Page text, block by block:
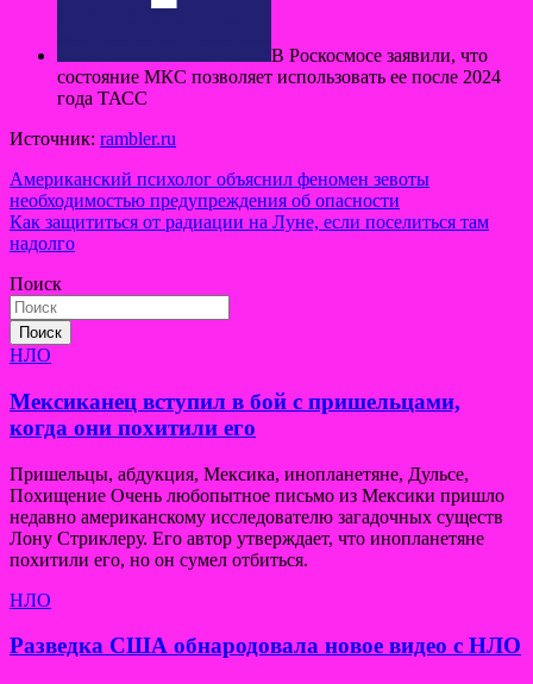
В Роскосмосе заявили, что
состояние МКС позволяет использовать ее после 2024
года ТАСС
Источник: rambler.ru
Навигация
по
записям
Американский психолог объяснил феномен зевоты
необходимостью предупреждения об опасности
Как защититься от радиации на Луне, если поселиться там
надолго
Поиск
Поиск
НЛО
Мексиканец вступил в бой с пришельцами,
когда они похитили его
Пришельцы, абдукция, Мексика, инопланетяне, Дульсе,
Похищение Очень любопытное письмо из Мексики пришло
недавно американскому исследователю загадочных существ
Лону Стриклеру. Его автор утверждает, что инопланетяне
похитили его, но он сумел отбиться.
НЛО
Разведка США обнародовала новое видео с НЛО